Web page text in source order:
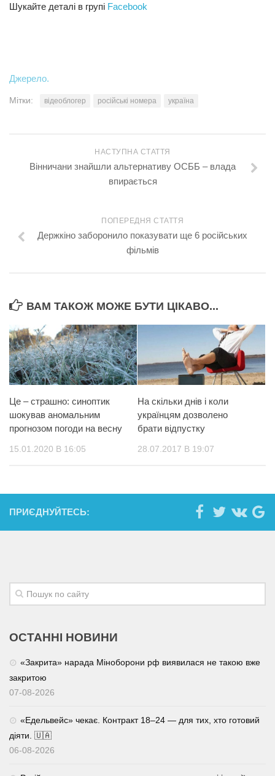
Суспільство
#Війна
Шукайте деталі в групі Facebook
Джерело.
Мітки: відеоблогер російські номера україна
НАСТУПНА СТАТТЯ
Вінничани знайшли альтернативу ОСББ – влада
впирається
ПОПЕРЕДНЯ СТАТТЯ
Держкіно заборонило показувати ще 6 російських
фільмів
ВАМ ТАКОЖ МОЖЕ БУТИ ЦІКАВО...
Це – страшно: синоптик
шокував аномальним
прогнозом погоди на весну
15.01.2020 В 16:05
На скільки днів і коли
українцям дозволено
брати відпустку
28.07.2017 В 19:07
ПРИЄДНУЙТЕСЬ:
ОСТАННІ НОВИНИ
«Закрита» нарада Міноборони рф виявилася не такою вже
закритою
07-08-2026
«Едельвейс» чекає. Контракт 18–24 — для тих, хто готовий
діяти. 🇺🇦
06-08-2026